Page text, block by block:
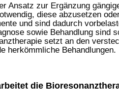
Ansatz zur Ergänzung
diese abzusetzen
und sind dadurch
sowie Behandlung sind
setzt an den
herkömmliche Behandlungen.
die